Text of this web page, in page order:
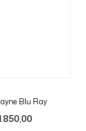
Blu Ray